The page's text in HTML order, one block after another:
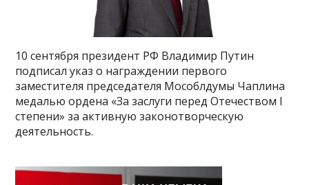
10 сентября президент РФ Владимир Путин
подписал указ о награждении первого
заместителя председателя Мособлдумы Чаплина
медалью ордена «За заслуги перед Отечеством I
степени» за активную законотворческую
деятельность.